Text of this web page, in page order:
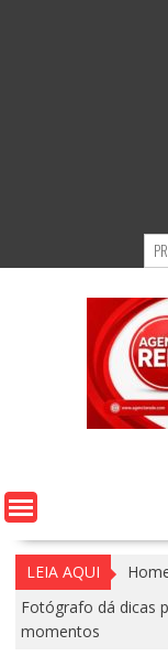
LEIA AQUI
Fotógrafo dá dicas
momentos